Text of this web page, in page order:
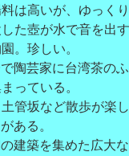
は高いが、ゆっく
た壺が水で音を出
。珍しい。
陶芸家に台湾茶の
っている。
土管坂など散歩が楽
ある。
建築を集めた広大